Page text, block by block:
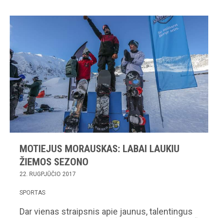
MOTIEJUS MORAUSKAS: LABAI LAUKIU
ŽIEMOS SEZONO
22. RUGPJŪČIO 2017
SPORTAS
Dar vienas straipsnis apie jaunus, talentingus